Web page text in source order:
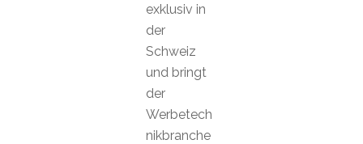
exklusiv in
der
Schweiz
und bringt
der
Werbetech
nikbranche